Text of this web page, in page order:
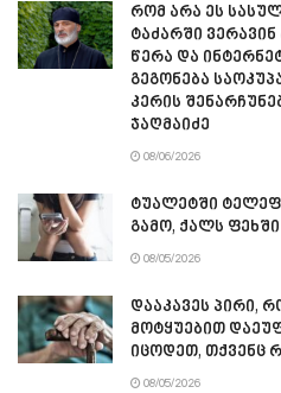
რომ არა ეს
ტაძარში
წერა და
გეგონება
კერის
ჯაღმაიძე
08/06/2026
ტუალეტში
გამო, ქალს
08/05/2026
დააკავეს პირი,
მოტყუებით
იცოდეთ, თქვენც
08/05/2026